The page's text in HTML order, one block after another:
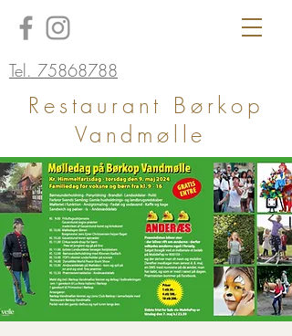
Tel. 75868788
Restaurant Børkop
Vandmølle